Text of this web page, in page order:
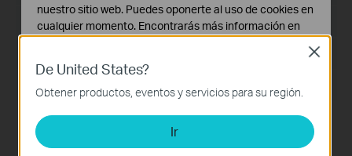
Idioma:Multilingüe
1.For Archer TXE70UH v1;
2.For win10 32 & 64 bit and win1164 bit.
De United States?
Obtener productos, eventos y servicios para su región.
Ir
Close
nuestro sitio web. Puedes oponerte al uso de cookies en
cualquier momento. Encontrarás más información en
Cookies Básicas
Estas cookies son necesarias para el funcionamiento
del sitio web y no pueden desactivarse en tu sistema.
Cookies de Análisis y de Marketing
Las cookies de análisis nos permiten analizar tus